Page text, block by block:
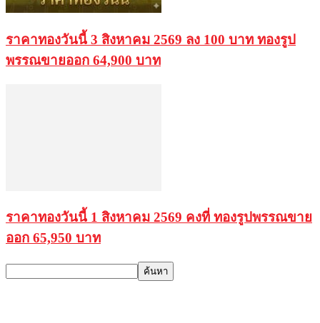
ราคาทองวันนี้ 3 สิงหาคม 2569 ลง 100 บาท ทองรูป
พรรณขายออก 64,900 บาท
ราคาทองวันนี้ 1 สิงหาคม 2569 คงที่ ทองรูปพรรณขาย
ออก 65,950 บาท